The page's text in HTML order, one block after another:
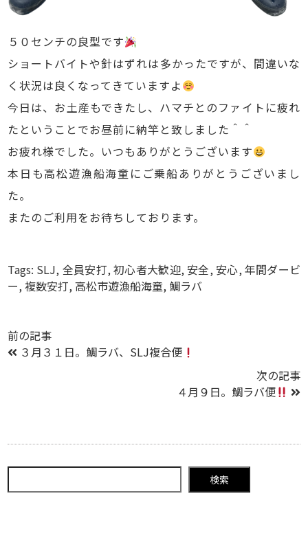
５０センチの良型です
ショートバイトや針はずれは多かったですが、間違いな
く状況は良くなってきていますよ
今日は、お土産もできたし、ハマチとのファイトに疲れ
たということでお昼前に納竿と致しました＾＾
お疲れ様でした。いつもありがとうございます
本日も高松遊漁船海童にご乗船ありがとうございまし
た。
またのご利用をお待ちしております。
Tags: SLJ, 全員安打,初心者大歓迎, 安全, 安心,年間ダービ
ー,複数安打,高松市遊漁船海童, 鯛ラバ
前の記事
３月３１日。鯛ラバ、SLJ複合便
次の記事
４月９日。鯛ラバ便
検索